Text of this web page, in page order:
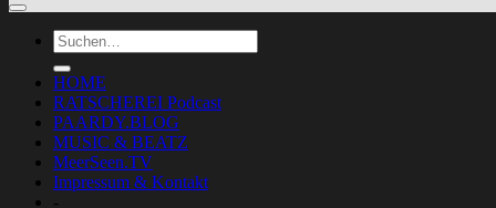
HOME
RATSCHEREI Podcast
PAARDY.BLOG
MUSIC & BEATZ
MeerSeen.TV
Impressum & Kontakt
-